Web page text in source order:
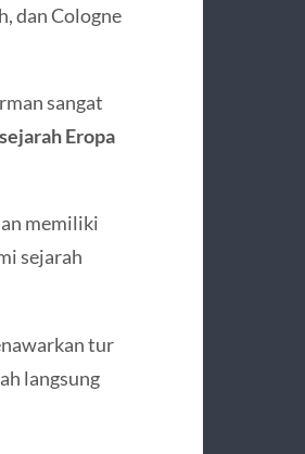
dan Cologne
sangat
Eropa
memiliki
sejarah
tur
langsung